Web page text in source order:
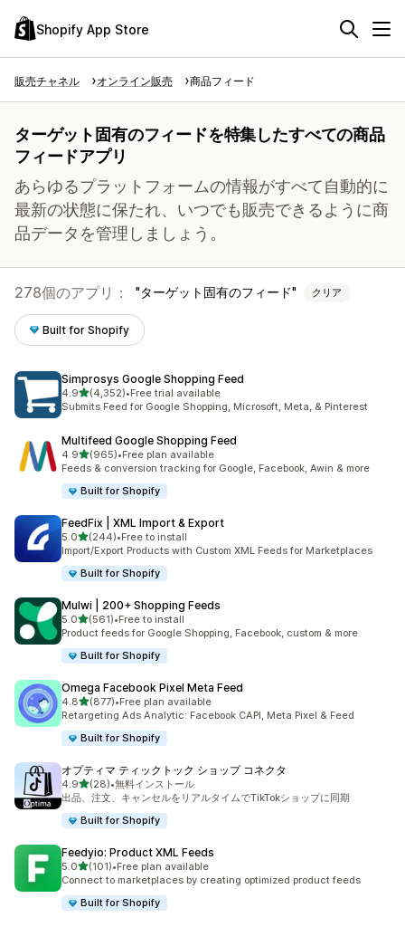
Shopify App Store
販売チャネル オンライン販売 商品フィード
ターゲット固有のフィードを特集したすべての商品
フィードアプリ
あらゆるプラットフォームの情報がすべて自動的に
最新の状態に保たれ、いつでも販売できるように商
品データを管理しましょう。
278個のアプリ： ターゲット固有のフィード クリア
Built for Shopify
Simprosys Google Shopping Feed
4.95つ星中
(4,352)
合計レビュー数：4352件
•Free trial available
Submits Feed for Google Shopping, Microsoft, Meta, & Pinterest
Multifeed Google Shopping Feed
4.95つ星中
(965)
合計レビュー数：965件
•Free plan available
Feeds & conversion tracking for Google, Facebook, Awin & more
Built for Shopify
FeedFix | XML Import & Export
5.05つ星中
(244)
合計レビュー数：244件
•Free to install
Import/Export Products with Custom XML Feeds for Marketplaces
Built for Shopify
Mulwi | 200+ Shopping Feeds
5.05つ星中
(561)
合計レビュー数：561件
•Free to install
Product feeds for Google Shopping, Facebook, custom & more
Built for Shopify
Omega Facebook Pixel Meta Feed
4.85つ星中
(877)
合計レビュー数：877件
•Free plan available
Retargeting Ads Analytic: Facebook CAPI, Meta Pixel & Feed
Built for Shopify
オプティマ ティックトック ショップ コネクタ
4.95つ星中
(28)
合計レビュー数：28件
•無料インストール
出品、注文、キャンセルをリアルタイムでTikTokショップに同期
Built for Shopify
Feedyio: Product XML Feeds
5.05つ星中
(101)
合計レビュー数：101件
•Free plan available
Connect to marketplaces by creating optimized product feeds
Built for Shopify